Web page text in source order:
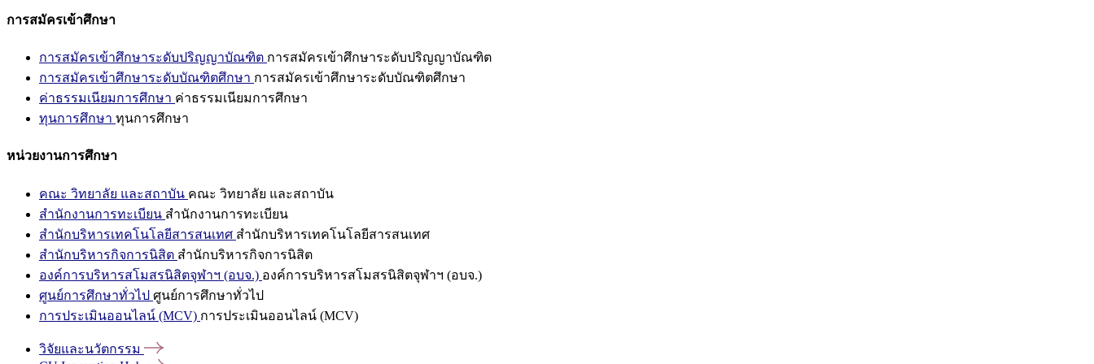
การสมัครเข้าศึกษา
การสมัครเข้าศึกษาระดับปริญญาบัณฑิต การสมัครเข้าศึกษาระดับปริญญาบัณฑิต
การสมัครเข้าศึกษาระดับบัณฑิตศึกษา การสมัครเข้าศึกษาระดับบัณฑิตศึกษา
ค่าธรรมเนียมการศึกษา ค่าธรรมเนียมการศึกษา
ทุนการศึกษา ทุนการศึกษา
หน่วยงานการศึกษา
คณะ วิทยาลัย และสถาบัน คณะ วิทยาลัย และสถาบัน
สำนักงานการทะเบียน สำนักงานการทะเบียน
สำนักบริหารเทคโนโลยีสารสนเทศ สำนักบริหารเทคโนโลยีสารสนเทศ
สำนักบริหารกิจการนิสิต สำนักบริหารกิจการนิสิต
องค์การบริหารสโมสรนิสิตจุฬาฯ (อบจ.) องค์การบริหารสโมสรนิสิตจุฬาฯ (อบจ.)
ศูนย์การศึกษาทั่วไป ศูนย์การศึกษาทั่วไป
การประเมินออนไลน์ (MCV) การประเมินออนไลน์ (MCV)
วิจัยและนวัตกรรม